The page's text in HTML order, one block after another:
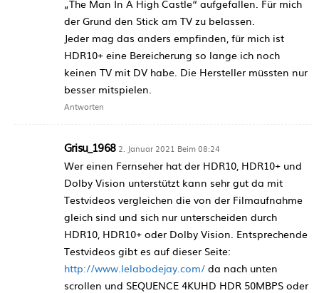
„The Man In A High Castle“ aufgefallen. Für mich
der Grund den Stick am TV zu belassen.
Jeder mag das anders empfinden, für mich ist
HDR10+ eine Bereicherung so lange ich noch
keinen TV mit DV habe. Die Hersteller müssten nur
besser mitspielen.
Antworten
Grisu_1968 2. Januar 2021 Beim 08:24
Wer einen Fernseher hat der HDR10, HDR10+ und
Dolby Vision unterstützt kann sehr gut da mit
Testvideos vergleichen die von der Filmaufnahme
gleich sind und sich nur unterscheiden durch
HDR10, HDR10+ oder Dolby Vision. Entsprechende
Testvideos gibt es auf dieser Seite:
http://www.lelabodejay.com/ da nach unten
scrollen und SEQUENCE 4KUHD HDR 50MBPS oder